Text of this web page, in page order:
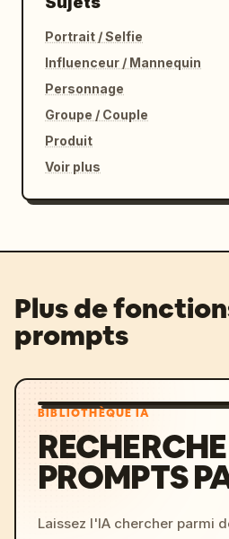
Portrait / Selfie
Influenceur / Mannequin
Personnage
Groupe / Couple
Produit
Voir plus
Plus de
prompts
BIBLIOTHÈQUE IA
PROMPTS
Laissez l'IA chercher parmi